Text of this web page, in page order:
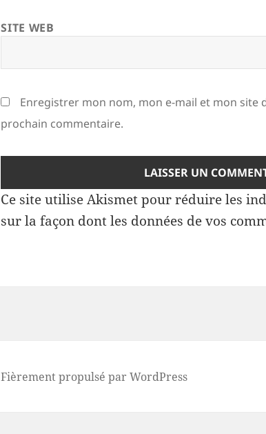
SITE WEB
Enregistrer mon nom, mon e-mail et mon site
prochain commentaire.
Ce site utilise Akismet pour réduire les
sur la façon dont les données de vos
Fièrement propulsé par WordPress